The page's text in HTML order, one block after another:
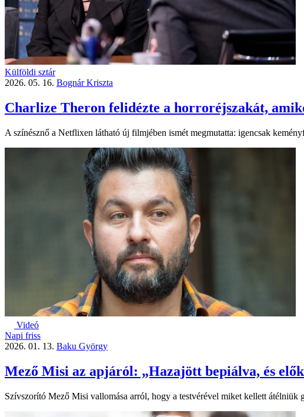
Külföldi sztár
2026. 05. 16. Bognár Kriszta
Charlize Theron felidézte a horroréjszakát,
A színésznő a Netflixen látható új filmjében ismét megmutatta: igencsak
Videó
Napi friss
2026. 01. 13. Baku György
Mező Misi az apjáról: „Hazajött bepiálva, és
Szívszorító Mező Misi vallomása arról, hogy a testvérével miket kellett